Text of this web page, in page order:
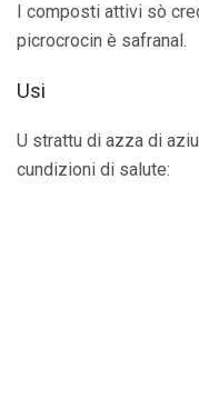
I composti attivi sò
picrocrocin è safranal.
Usi
U strattu di azza di
cundizioni di salute: